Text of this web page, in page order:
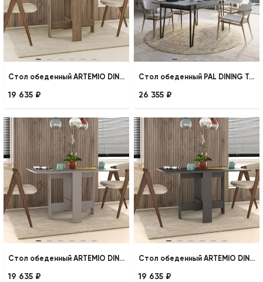
Стол обеденный ARTEMIO DINING TABLE
19 635 ₽
Стол обеденный PAL DINING TABLE
26 355 ₽
Стол обеденный ARTEMIO DINING TABLE
19 635 ₽
Стол обеденный ARTEMIO DINING TABLE
19 635 ₽